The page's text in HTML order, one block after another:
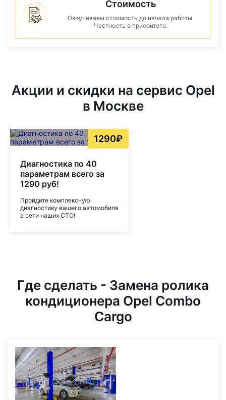
Стоимость
Озвучиваем стоимость до начала работы.
Честность в приоритете.
Акции и скидки на сервис Opel
в Москве
1290₽
Диагностика по 40
параметрам всего за
1290 руб!
Пройдите комплексную
диагностику вашего автомобиля
в сети наших СТО!
Где сделать - Замена ролика
кондиционера Opel Combo
Cargo